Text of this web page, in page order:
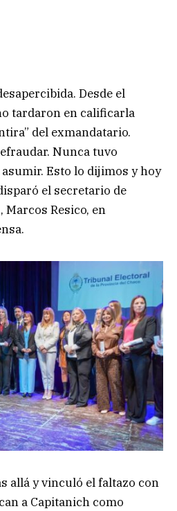
Desde el
tardaron en calificarla
del exmandatario.
Nunca tuvo
Esto lo dijimos y hoy
el secretario de
Resico, en
allá y vinculó el faltazo con
a Capitanich como